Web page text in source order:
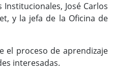
José Carlos
y la jefa de la Oficina de
el proceso de aprendizaje
interesadas.